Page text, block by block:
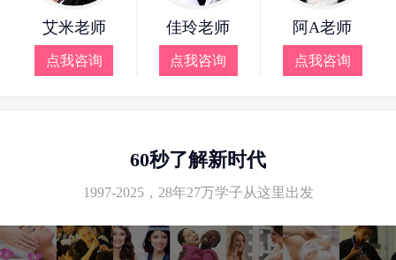
艾米老师
点我咨询
佳玲老师
点我咨询
阿A老师
点我咨询
60秒了解新时代
1997-2025，28年27万学子从这里出发